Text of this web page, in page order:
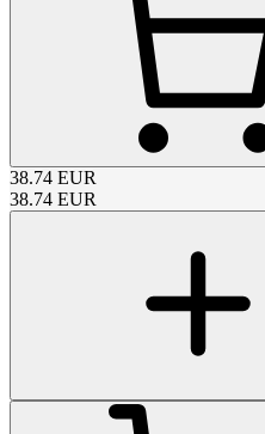
38.74 EUR
38.74 EUR